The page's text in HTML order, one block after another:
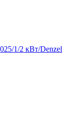
1/2 кВт/Denzel